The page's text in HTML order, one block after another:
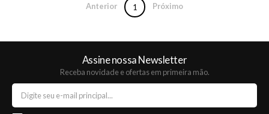
Anterior 1 Próximo
Assine nossa Newsletter
Receba novidade e ofertas em primeira mão.